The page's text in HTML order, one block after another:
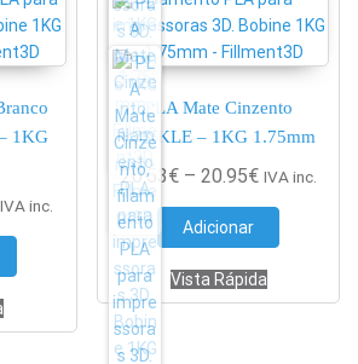
1KG
range: 14.31€ through 14.60€
IVA inc.
PLA Mate Cinzento
WINKLE – 1KG 1.75mm
20.53€ – 20.95€Price
IVA inc.
Adicionar
Vista Rápida